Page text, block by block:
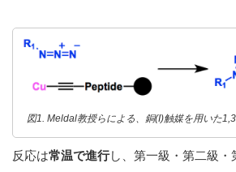
図1. Meldal教授らによる、銅(I)触媒を用いた
反応は常温で進行し、第一級・第二級・